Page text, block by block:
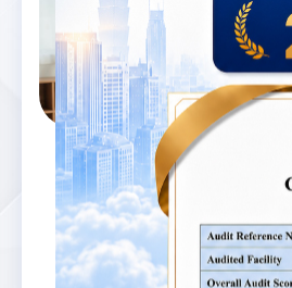
社福移工
主要從事家庭看護、幫傭或機構看
護等工作，負責照顧長輩、病患或